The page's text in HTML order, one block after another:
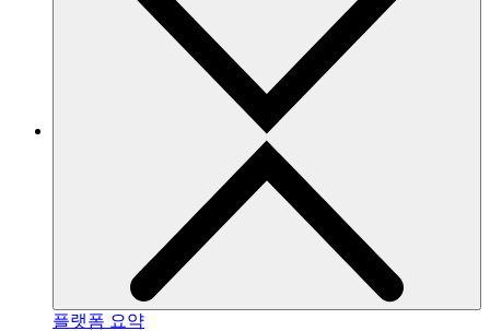
플랫폼 요약